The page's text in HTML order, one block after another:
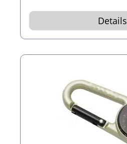
Details